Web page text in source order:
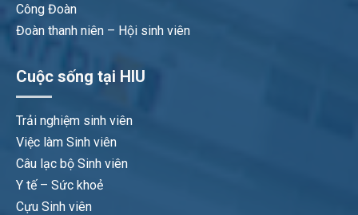
Công Đoàn
Đoàn thanh niên – Hội sinh viên
Cuộc sống tại HIU
Trải nghiệm sinh viên
Việc làm Sinh viên
Câu lạc bộ Sinh viên
Y tế – Sức khoẻ
Cựu Sinh viên